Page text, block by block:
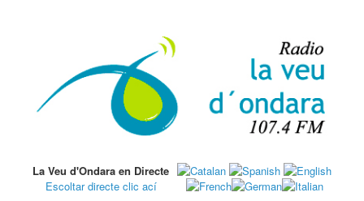
La Veu d'Ondara en Directe
Escoltar directe clic ací